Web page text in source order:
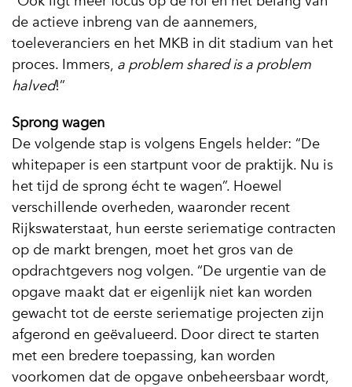
de actieve inbreng van de aannemers,
toeleveranciers en het MKB in dit stadium van het
proces. Immers, a problem shared is a problem
halved!”
Sprong wagen
De volgende stap is volgens Engels helder: “De
whitepaper is een startpunt voor de praktijk. Nu is
het tijd de sprong écht te wagen”. Hoewel
verschillende overheden, waaronder recent
Rijkswaterstaat, hun eerste seriematige contracten
op de markt brengen, moet het gros van de
opdrachtgevers nog volgen. “De urgentie van de
opgave maakt dat er eigenlijk niet kan worden
gewacht tot de eerste seriematige projecten zijn
afgerond en geëvalueerd. Door direct te starten
met een bredere toepassing, kan worden
voorkomen dat de opgave onbeheersbaar wordt,